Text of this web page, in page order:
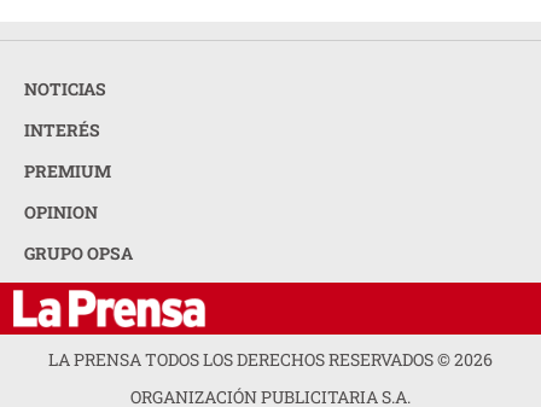
NOTICIAS
INTERÉS
PREMIUM
OPINION
GRUPO OPSA
LA PRENSA TODOS LOS DERECHOS RESERVADOS ©2026
ORGANIZACIÓN PUBLICITARIA S.A.